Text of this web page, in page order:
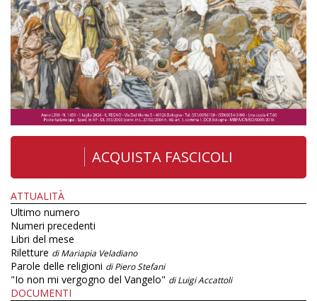
ACQUISTA FASCICOLI
ATTUALITÀ
Ultimo numero
Numeri precedenti
Libri del mese
Riletture di Mariapia Veladiano
Parole delle religioni di Piero Stefani
"Io non mi vergogno del Vangelo" di Luigi Accattoli
DOCUMENTI